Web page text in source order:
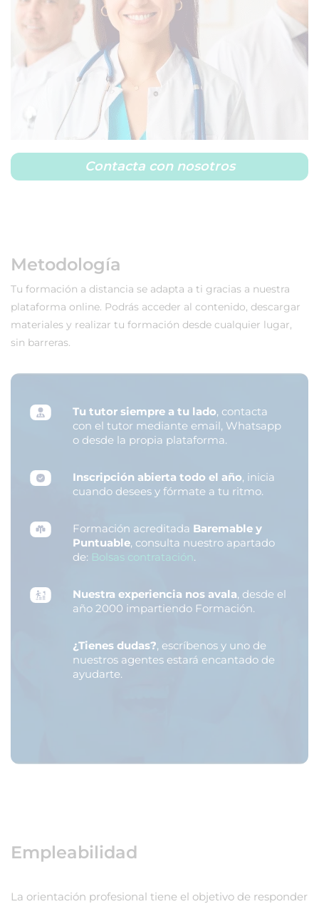
Contacta con nosotros
Metodología
Tu formación a distancia se adapta a ti gracias a nuestra
plataforma online. Podrás acceder al contenido, descargar
materiales y realizar tu formación desde cualquier lugar,
sin barreras.
Tu tutor siempre a tu lado, contacta
con el tutor mediante email, Whatsapp
o desde la propia plataforma.
Inscripción abierta todo el año, inicia
cuando desees y fórmate a tu ritmo.
Formación acreditada Baremable y
Puntuable, consulta nuestro apartado
de: Bolsas contratación.
Nuestra experiencia nos avala, desde el
año 2000 impartiendo Formación.
¿Tienes dudas?, escríbenos y uno de
nuestros agentes estará encantado de
ayudarte.
Empleabilidad
La orientación profesional tiene el objetivo de responder